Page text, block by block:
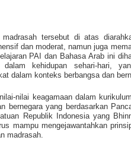
tersebut di atas
dan moderat, namun juga
PAI dan Bahasa Arab ini
kehidupan sehari-hari,
dalam konteks berbangsa dan
nilai keagamaan dalam
bernegara yang berdasarkan
Republik Indonesia yang
mampu mengejawantahkan
madrasah.